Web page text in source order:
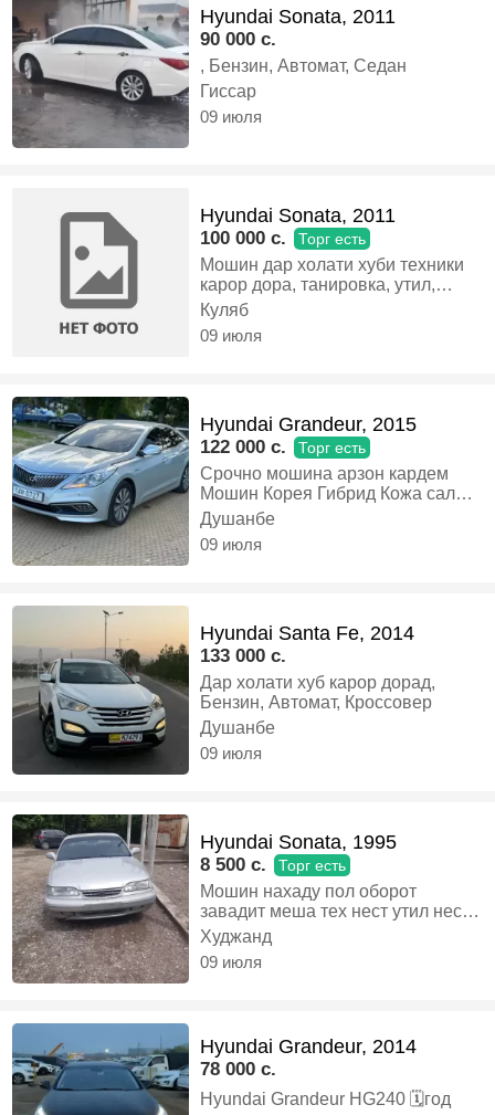
Hyundai Sonata, 2011
90 000 c.
, Бензин, Автомат, Седан
Гиссар
09 июля
Hyundai Sonata, 2011
100 000 c. Торг есть
Мошин дар холати хуби техники
карор дора, танировка, утил,
хучат, старстоп, ба пулт завадит
мешава, кондиционер ях, мошин
тозахай,срочнии бада пул
мешава, ватсап, +79029343615,
Газ-бензин, Автомат, Седан
Куляб
09 июля
Hyundai Grandeur, 2015
122 000 c. Торг есть
Срочно мошина арзон кардем
Мошин Корея Гибрид Кожа салон
Комплектация фул Харидор занг
зада аз Пеш омада бинед.
Растаможка ва утил карда
Душанбе
09 июля
Hyundai Santa Fe, 2014
133 000 c.
Дар холати хуб карор дорад,
Бензин, Автомат, Кроссовер
Душанбе
09 июля
Hyundai Sonata, 1995
8 500 c. Торг есть
Мошин нахаду пол оборот
завадит меша тех нест утил нест,
Газ-бензин, Механика, Седан
Худжанд
09 июля
Hyundai Grandeur, 2014
78 000 c.
Hyundai Grandeur HG240 🗓️год